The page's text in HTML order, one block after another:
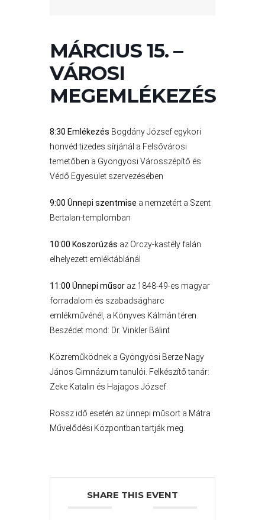
VÁROS
PÉNZÜGYEI
KÖLTSÉGVETÉSI
RENDELETEK
ÉPÜLŐ
VÁROS
FEJLESZTÉSEK
KÖRNYEZETVÉDELEM
TELEPÜLÉSRENDEZÉS
KONCEPCIÓK
MÁRCIUS 15. –
VÁROSI
MEGEMLÉKEZÉS
8:30 Emlékezés Bogdány József egykori
honvéd tizedes sírjánál a Felsővárosi
temetőben a Gyöngyösi Városszépítő és
Védő Egyesület szervezésében
9:00 Ünnepi szentmise a nemzetért a Szent
Bertalan-templomban
10:00 Koszorúzás az Orczy-kastély falán
elhelyezett emléktáblánál
11:00 Ünnepi műsor az 1848-49-es magyar
forradalom és szabadságharc
emlékművénél, a Könyves Kálmán téren.
Beszédet mond: Dr. Vinkler Bálint
Közreműködnek a Gyöngyösi Berze Nagy
János Gimnázium tanulói. Felkészítő tanár:
Zeke Katalin és Hajagos József.
Rossz idő esetén az ünnepi műsort a Mátra
Művelődési Központban tartják meg.
SHARE THIS EVENT